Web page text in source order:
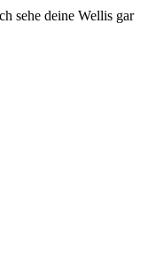
sehe deine Wellis gar